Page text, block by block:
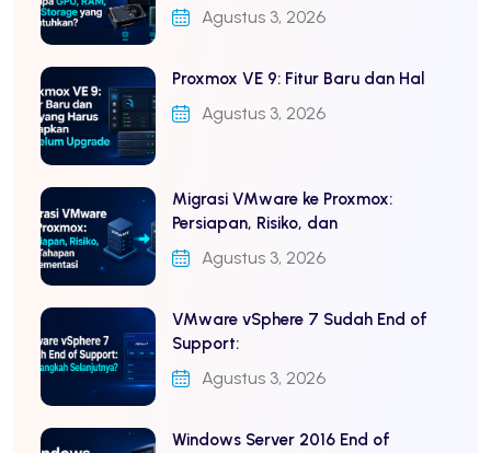
Agustus 3, 2026
Proxmox VE 9: Fitur Baru dan Hal
Agustus 3, 2026
Migrasi VMware ke Proxmox:
Persiapan, Risiko, dan
Agustus 3, 2026
VMware vSphere 7 Sudah End of
Support:
Agustus 3, 2026
Windows Server 2016 End of